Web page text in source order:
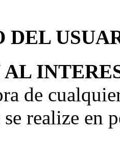
DEL
de
realize en